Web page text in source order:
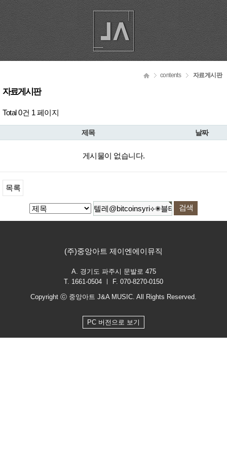
contents 자료게시판
자료게시판
Total 0건 1 페이지
제목 날짜
게시물이 없습니다.
목록
(주)중앙아트 제이엔에이뮤직
A. 경기도 파주시 문발로 475
T. 1661-0504 ㅣ F. 070-8270-0150
Copyright ⓒ 중앙아트 J&A MUSIC. All Rights Reserved.
PC 버전으로 보기